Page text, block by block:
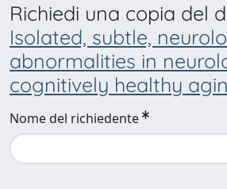
Richiedi una copia del
Isolated, subtle,
abnormalities in
cognitively healthy
Nome del richiedente